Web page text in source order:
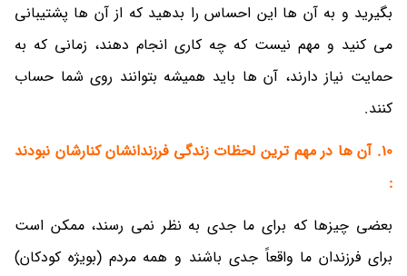
بگیرید و به آن ها این احساس را بدهید که از آن ها پشتیبانی
می کنید و مهم نیست که چه کاری انجام دهند، زمانی که به
حمایت نیاز دارند، آن ها باید همیشه بتوانند روی شما حساب
کنند.
10. آن ها در مهم ترین لحظات زندگی فرزندانشان کنارشان نبودند
:
بعضی چیزها که برای ما جدی به نظر نمی رسند، ممکن است
برای فرزندان ما واقعاً جدی باشند و همه مردم (بویژه کودکان)